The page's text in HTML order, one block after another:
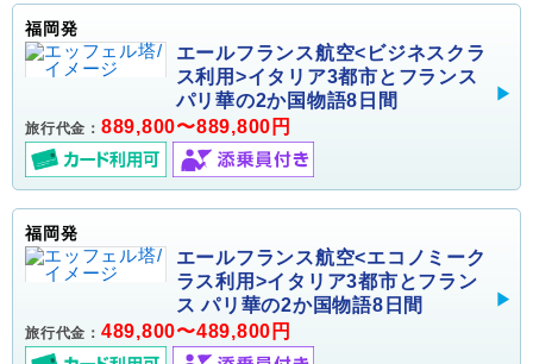
福岡発
エールフランス航空<ビジネスクラ
ス利用>イタリア3都市とフランス
パリ華の2か国物語8日間
旅行代金： 889,800〜889,800円
福岡発
エールフランス航空<エコノミーク
ラス利用>イタリア3都市とフラン
ス パリ華の2か国物語8日間
旅行代金： 489,800〜489,800円